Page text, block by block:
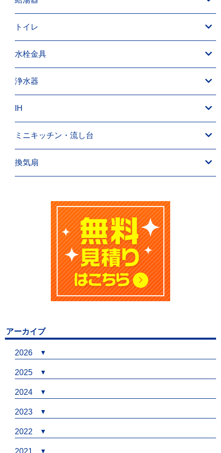
トイレ
水栓金具
浄水器
IH
ミニキッチン・流し台
換気扇
アーカイブ
2026
2025
2024
2023
2022
2021